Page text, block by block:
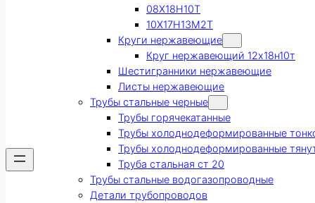
08Х18Н10Т
10Х17Н13М2Т
Круги нержавеющие
Круг нержавеющий 12х18н10т
Шестигранники нержавеющие
Листы нержавеющие
Трубы стальные черные
Трубы горячекатанные
Трубы холоднодеформированные
Трубы холоднодеформированные
Труба стальная ст 20
Трубы стальные водогазопроводные
Детали трубопроводов